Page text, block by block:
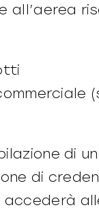
all’aerea
di
di